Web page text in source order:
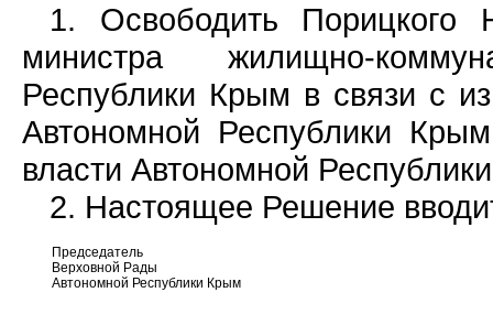
1. Освободить Порицкого
министра жилищно-
Республики Крым в связи с
Автономной Республики
власти Автономной
2. Настоящее Решение
Председатель
Верховной Рады
Автономной Республики Крым